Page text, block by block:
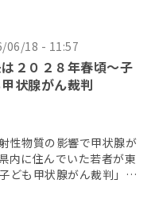
06/18 - 11:57
２０２８年春頃〜子
状腺がん裁判
性物質の影響で甲状腺が
内に住んでいた若者が東
ども甲状腺がん裁判」の
７日に開かれた。裁 […]